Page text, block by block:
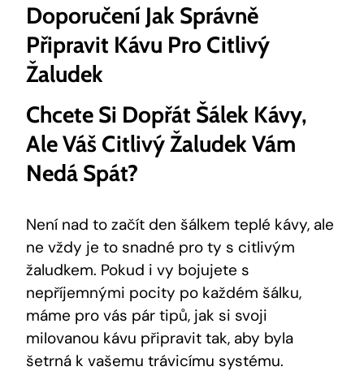
Doporučení Jak Správně
Připravit Kávu Pro Citlivý
Žaludek
Chcete Si Dopřát Šálek Kávy,
Ale Váš Citlivý Žaludek Vám
Nedá Spát?
Není nad to začít den šálkem teplé kávy, ale
ne vždy je to snadné pro ty s citlivým
žaludkem. Pokud i vy bojujete s
nepříjemnými pocity po každém šálku,
máme pro vás pár tipů, jak si svoji
milovanou kávu připravit tak, aby byla
šetrná k vašemu trávicímu systému.